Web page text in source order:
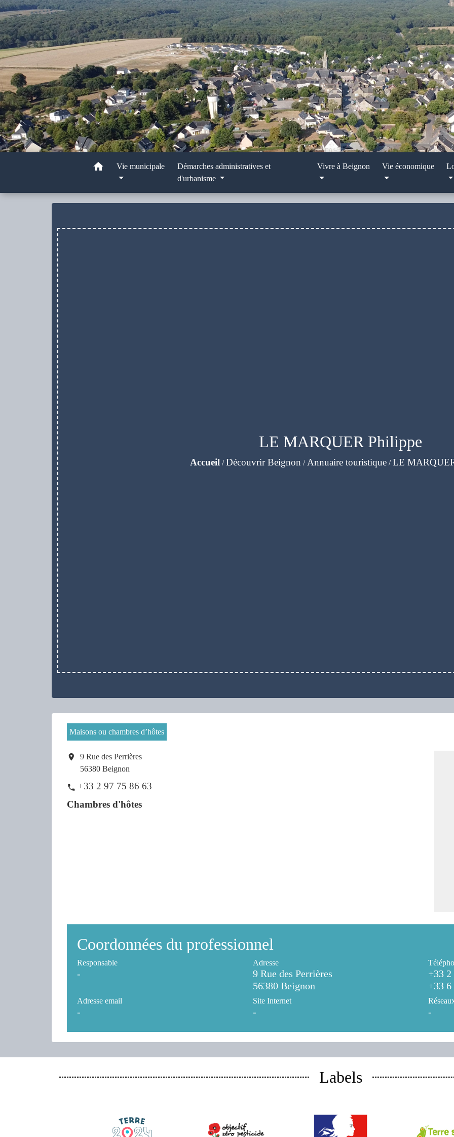
home Vie municipale
Démarches administratives et
d'urbanisme
Vivre à Beignon Vie économique
LE MARQUER Philippe
Accueil /Découvrir Beignon / Annuaire touristique/LE
Maisons ou chambres d’hôtes
location_on
9 Rue des Perrières
56380 Beignon
phone +33 2 97 75 86 63
Chambres d'hôtes
Coordonnées du professionnel
Responsable
-
Adresse
9 Rue des Perrières
56380 Beignon
+33 2
+33 6
Adresse email
-
Site Internet
- -
Labels